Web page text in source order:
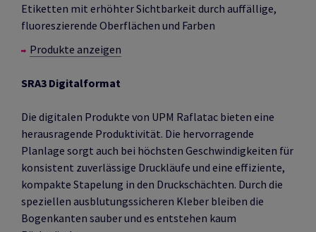
Etiketten mit erhöhter Sichtbarkeit durch auffällige,
fluoreszierende Oberflächen und Farben
Produkte anzeigen
SRA3 Digitalformat
Die digitalen Produkte von UPM Raflatac bieten eine
herausragende Produktivität. Die hervorragende
Planlage sorgt auch bei höchsten Geschwindigkeiten für
konsistent zuverlässige Druckläufe und eine effiziente,
kompakte Stapelung in den Druckschächten. Durch die
speziellen ausblutungssicheren Kleber bleiben die
Bogenkanten sauber und es entstehen kaum